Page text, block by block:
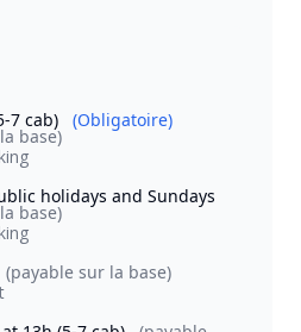
7 cab) (Obligatoire)
base)
holidays and Sundays
base)
(payable sur la base)